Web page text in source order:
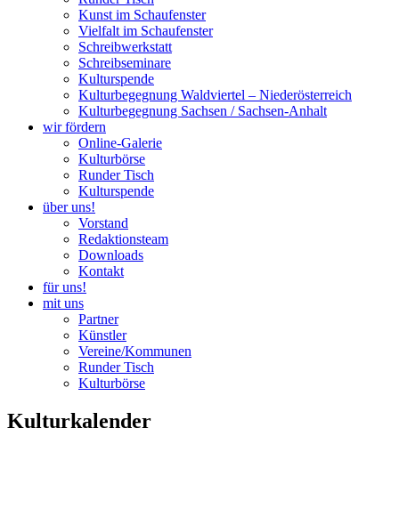
Kunst im Schaufenster
Vielfalt im Schaufenster
Schreibwerkstatt
Schreibseminare
Kulturspende
Kulturbegegnung Waldviertel – Niederösterreich
Kulturbegegnung Sachsen / Sachsen-Anhalt
wir fördern
Online-Galerie
Kulturbörse
Runder Tisch
Kulturspende
über uns!
Vorstand
Redaktionsteam
Downloads
Kontakt
für uns!
mit uns
Partner
Künstler
Vereine/Kommunen
Runder Tisch
Kulturbörse
Kulturkalender